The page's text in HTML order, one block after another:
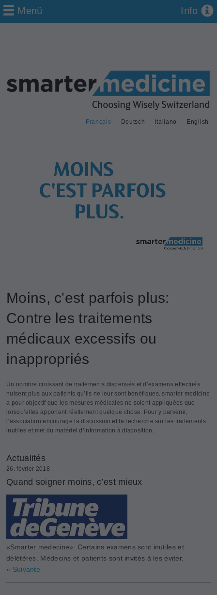
Deutsch
Français Italiano English
Menü Info
Moins, c'est parfois plus:
Contre les traitements
médicaux excessifs ou
inappropriés
Un nombre croissant de traitements dispensés et d’examens effectués
nuisent plus aux patients qu’ils ne leur sont bénéfiques. smarter medicine
a pour objectif que les mesures médicales ne soient appliquées que
lorsqu’elles apportent réellement quelque chose. Pour y parvenir,
l’association encourage la discussion et la recherche sur les traitements
inutiles et met du matériel d’information à disposition.
Actualités
26. février 2018
Quand soigner moins, c’est mieux
«Smarter medecine»: Certains examens sont inutiles et
délétères. Médecins et patients sont invités à les éviter.
» Suivante